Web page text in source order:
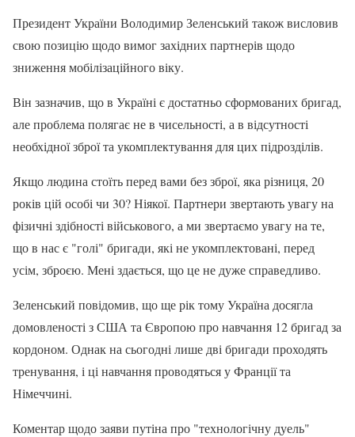
Президент України Володимир Зеленський також висловив
свою позицію щодо вимог західних партнерів щодо
зниження мобілізаційного віку.
Він зазначив, що в Україні є достатньо сформованих бригад,
але проблема полягає не в чисельності, а в відсутності
необхідної зброї та укомплектування для цих підрозділів.
Якщо людина стоїть перед вами без зброї, яка різниця, 20
років цій особі чи 30? Ніякої. Партнери звертають увагу на
фізичні здібності військового, а ми звертаємо увагу на те,
що в нас є "голі" бригади, які не укомплектовані, перед
усім, зброєю. Мені здається, що це не дуже справедливо.
Зеленський повідомив, що ще рік тому Україна досягла
домовленості з США та Європою про навчання 12 бригад за
кордоном. Однак на сьогодні лише дві бригади проходять
тренування, і ці навчання проводяться у Франції та
Німеччині.
Коментар щодо заяви путіна про "технологічну дуель"